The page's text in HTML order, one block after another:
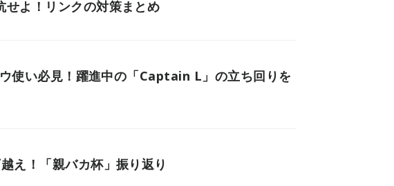
せよ！リンクの対策まとめ
使い必見！躍進中の「Captain L」の立ち回りを
え！「親バカ杯」振り返り